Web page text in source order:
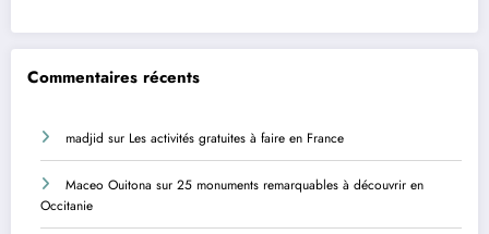
Commentaires récents
madjid sur Les activités gratuites à faire en France
Maceo Ouitona sur 25 monuments remarquables à découvrir en
Occitanie